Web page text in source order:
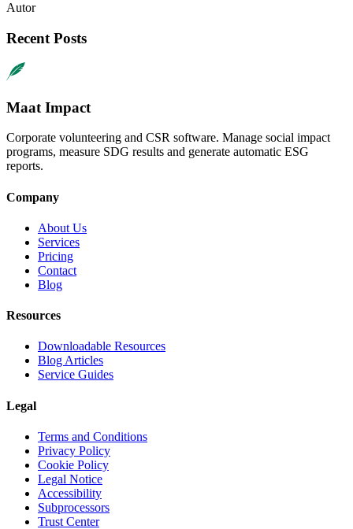
Autor
Recent Posts
Maat Impact
Corporate volunteering and CSR software. Manage social impact
programs, measure SDG results and generate automatic ESG
reports.
Company
About Us
Services
Pricing
Contact
Blog
Resources
Downloadable Resources
Blog Articles
Service Guides
Legal
Terms and Conditions
Privacy Policy
Cookie Policy
Legal Notice
Accessibility
Subprocessors
Trust Center